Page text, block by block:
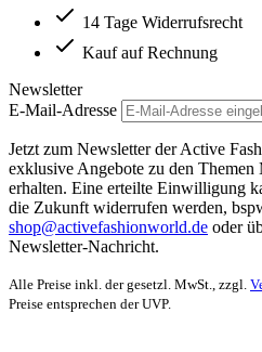
14 Tage Widerrufsrecht
Kauf auf Rechnung
Newsletter
E-Mail-Adresse
Jetzt zum Newsletter der Active
exklusive Angebote zu den Themen
erhalten. Eine erteilte Einwilligung
die Zukunft widerrufen werden,
shop@activefashionworld.de oder
Newsletter-Nachricht.
Alle Preise inkl. der gesetzl. MwSt., zzgl.
Preise entsprechen der UVP.